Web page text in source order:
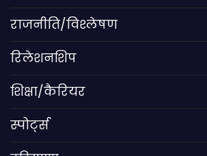
राजनीति/विश्लेषण
रिलेशनशिप
शिक्षा/कैरियर
स्पोर्ट्स